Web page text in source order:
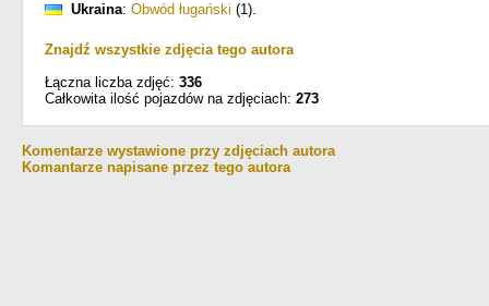
Ukraina: Obwód ługański (1).
Znajdź wszystkie zdjęcia tego autora
Łączna liczba zdjęć: 336
Całkowita ilość pojazdów na zdjęciach: 273
Komentarze wystawione przy zdjęciach autora
Komantarze napisane przez tego autora